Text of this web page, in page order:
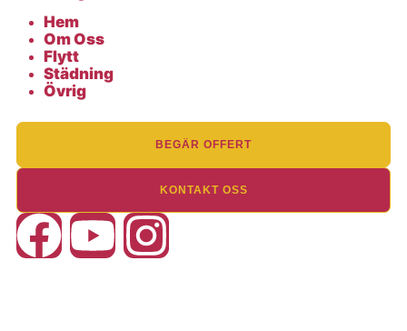
Hem
Om Oss
Flytt
Städning
Övrig
BEGÄR OFFERT
KONTAKT OSS